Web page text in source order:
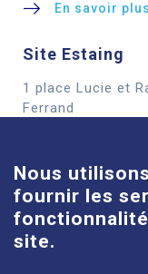
En savoir plus
Site Estaing
1 place Lucie et
Ferrand
Site Louise-
61 route de
Nous
fournir les
site.